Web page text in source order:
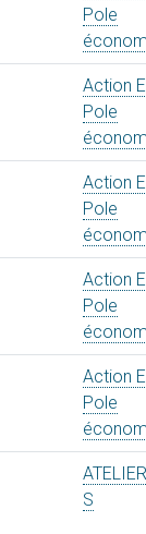
Pole
Action
Pole
Action
Pole
Action
Pole
Action
Pole
S